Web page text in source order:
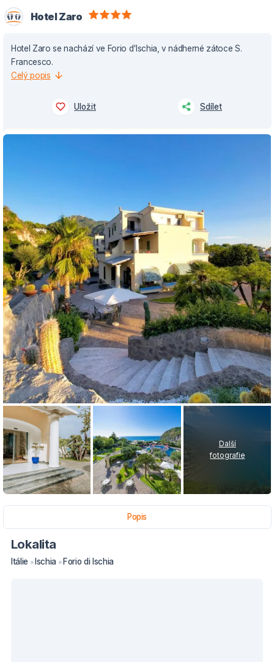
Hotel Zaro
Hotel Zaro se nachází ve Forio d'Ischia, v nádherné zátoce S.
Francesco.
Celý popis
Uložit Sdílet
Další
fotografie
Popis
Lokalita
Itálie Ischia Forio di Ischia